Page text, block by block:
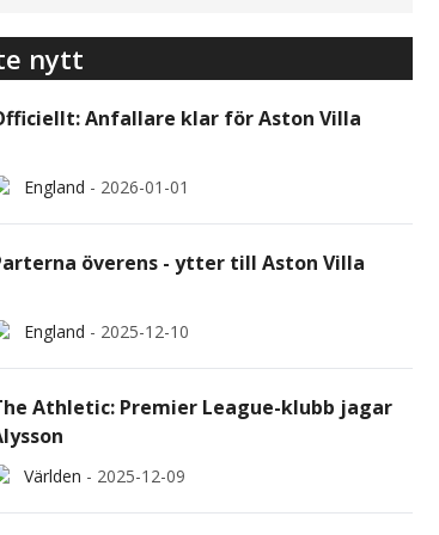
nytt
Anfallare klar för Aston Villa
England - 2026-01-01
överens - ytter till Aston Villa
England - 2025-12-10
Athletic: Premier League-klubb jagar
Världen - 2025-12-09